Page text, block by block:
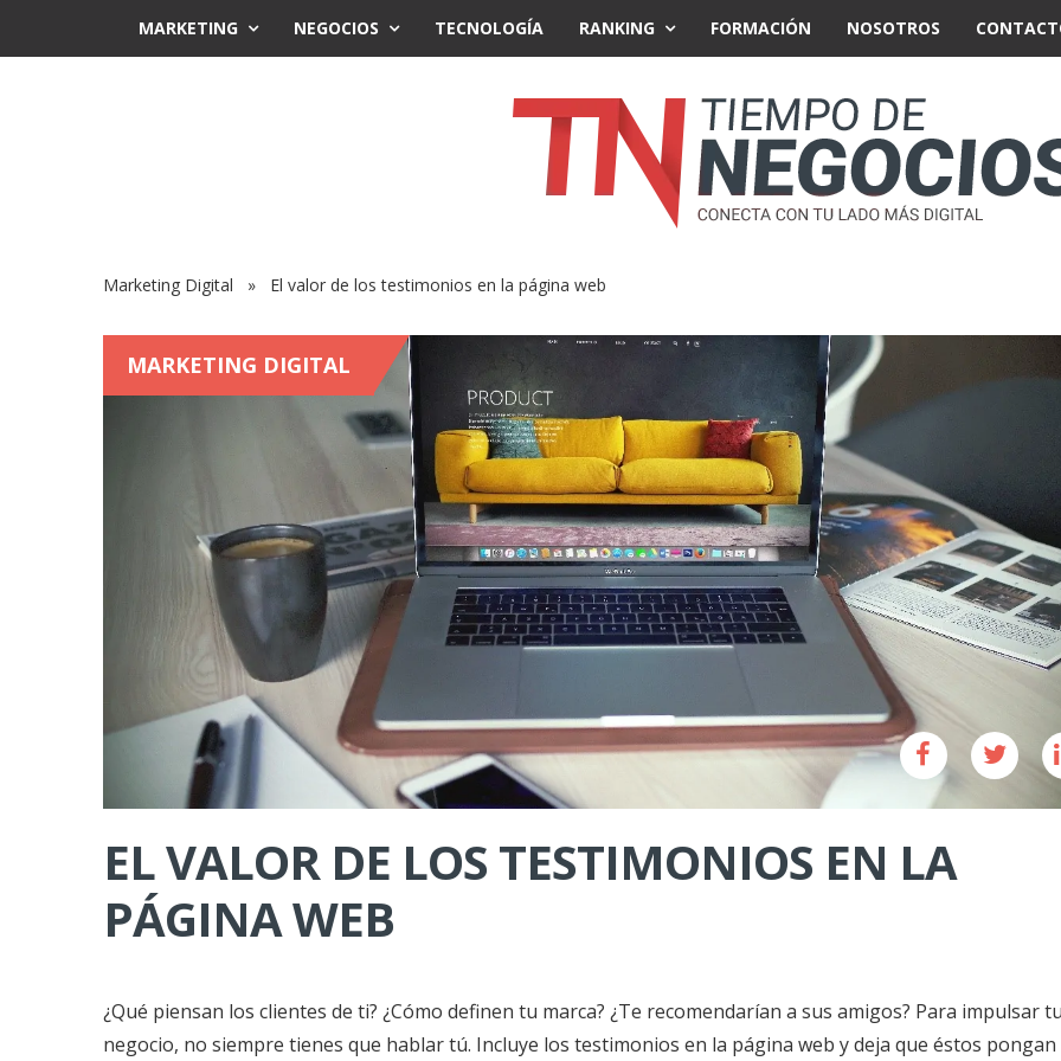
MARKETING NEGOCIOS TECNOLOGÍA RANKING FORMACIÓN NOSOTROS
Marketing Digital » El valor de los testimonios en la página web
MARKETING DIGITAL
EL VALOR DE LOS TESTIMONIOS EN LA
PÁGINA WEB
¿Qué piensan los clientes de ti? ¿Cómo definen tu marca? ¿Te recomendarían a sus amigos? Para impulsar
negocio, no siempre tienes que hablar tú. Incluye los testimonios en la página web y deja que éstos pongan